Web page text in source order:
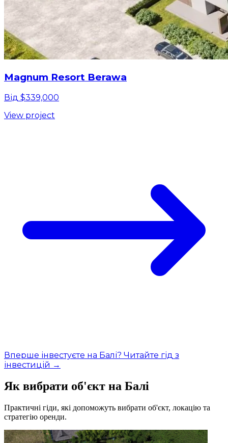
Magnum Resort Berawa
Від $339,000
View project
Вперше інвестуєте на Балі? Читайте гід з
інвестицій →
Як вибрати об'єкт на Балі
Практичні гіди, які допоможуть вибрати об'єкт, локацію та
стратегію оренди.